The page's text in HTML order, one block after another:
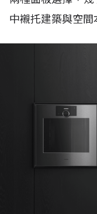
中襯托建築與空間